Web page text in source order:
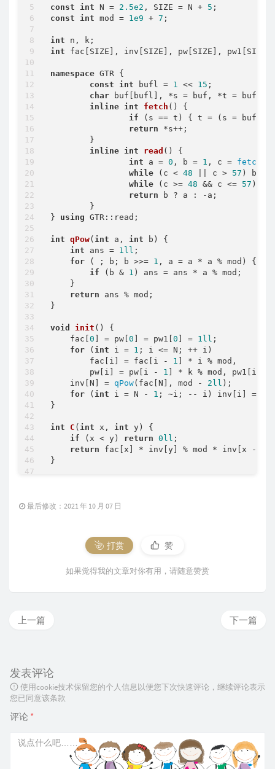
const int N = 2.5e2 , SIZE = N + 5
const
int mod = 1e9 + 7 ;
int
int fac[SIZE], inv[SIZE], pw[SIZE],
namespace GTR {
const
int bufl = 1 << 15 ;
char buf[bufl], *s = buf, *t = buf;
inline int fetch ()
{
if (s == t) { t = (s = buf)
return *s++;
inline int read ()
{
int a = 0 , b = 1 , c = fetch
while (c < 48 || c > 57 ) b
while (c >= 48 && c <= 57 ) a
return b ? a : -a;
} using GTR::read;
int qPow( int a, int b)
{
int ans = 1ll ;
for ( ; b; b >>= 1 , a = a * a % mod) {
if (b & 1 ) ans = ans * a % mod;
    }
return ans % mod;
}
void init ()
{
    fac[
0 ] = pw[ 0 ] = pw1[ 0 ] = 1ll ;
for ( int i = 1 ; i <= N; ++ i)
        fac[i] = fac[i -
1
] * i % mod,
        pw[i] = pw[i -
1
] * k % mod, pw1[i]
    inv[N] =
qPow(fac[N], mod - 2ll );
for ( int i = N - 1 ; ~i; -- i) inv[i] =
}
int C ( int x, int y)
{
if (x < y) return 0ll ;
return fac[x] * inv[y] % mod * inv[x - y]
}
int ans = 0
if (i & 1
else ans = (ans + (
printf("%lld\n", ans);
最后修改：2021 年 10 月 07 日
打赏 赞
如果觉得我的文章对你有用，请随意赞赏
下一篇
上一篇
发表评论
使用cookie技术保留您的个人信息以便您下次快速评论，继续评论表示
您已同意该条款
评论 *